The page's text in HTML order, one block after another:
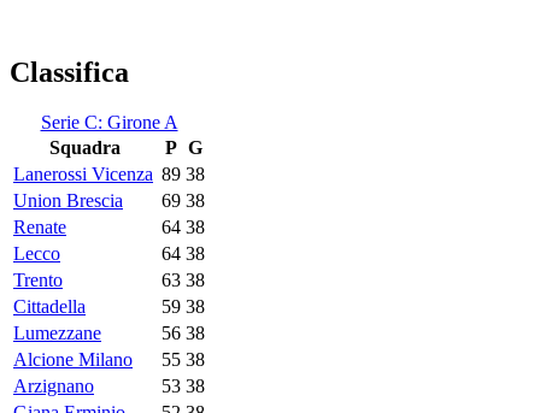
Classifica
Serie C: Girone A
Squadra
P G
Lanerossi Vicenza 89 38
Union Brescia
69 38
Renate
64 38
Lecco
64 38
Trento
63 38
Cittadella
59 38
Lumezzane
56 38
Alcione Milano
55 38
Arzignano
53 38